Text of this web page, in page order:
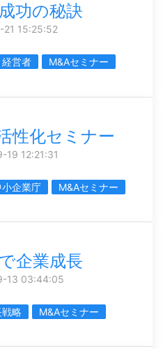
功の秘訣
21 15:25:52
経営者
M&Aセミナー
性化セミナー
19 12:21:31
小企業庁
M&Aセミナー
企業成長
13 03:44:05
戦略
M&Aセミナー